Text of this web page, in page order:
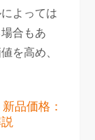
よっては
合もあ
を高め、
品価格：